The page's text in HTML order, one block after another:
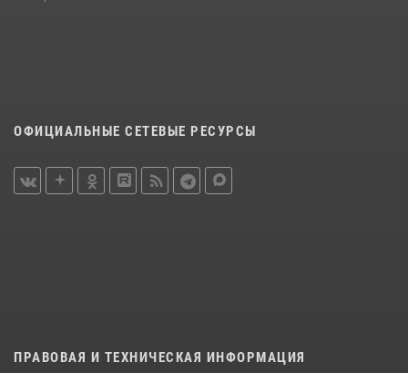
ОФИЦИАЛЬНЫЕ СЕТЕВЫЕ РЕСУРСЫ
ПРАВОВАЯ И ТЕХНИЧЕСКАЯ ИНФОРМАЦИЯ